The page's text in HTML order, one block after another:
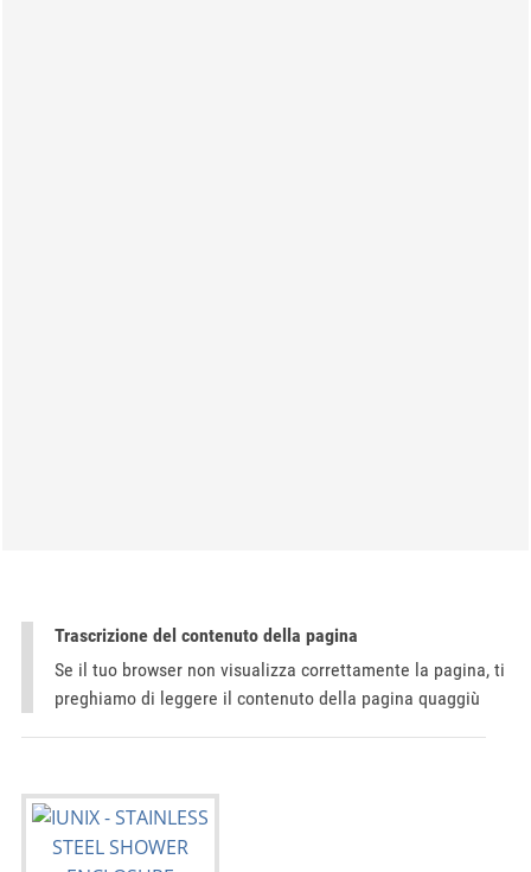
Trascrizione del contenuto della pagina
Se il tuo browser non visualizza correttamente la pagina, ti
preghiamo di leggere il contenuto della pagina quaggiù